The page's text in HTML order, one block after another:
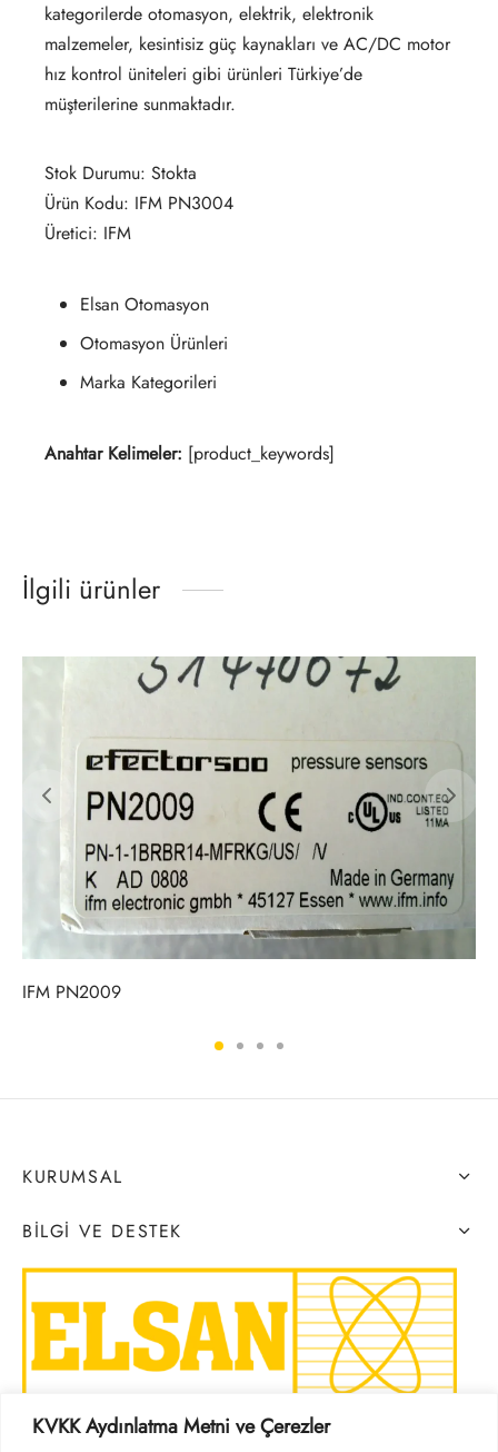
KVKK Aydınlatma Metni ve Çerezler
kategorilerde otomasyon, elektrik, elektronik
malzemeler, kesintisiz güç kaynakları ve AC/DC motor
hız kontrol üniteleri gibi ürünleri Türkiye’de
müşterilerine sunmaktadır.
Stok Durumu: Stokta
Ürün Kodu: IFM PN3004
Üretici: IFM
Elsan Otomasyon
Otomasyon Ürünleri
Marka Kategorileri
Anahtar Kelimeler: [product_keywords]
İlgili ürünler
IFM PN2009
KURUMSAL
BILGI VE DESTEK
SOSYAL MEDYA